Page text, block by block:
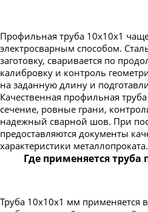
Профильная труба 10х10х1 чаще
электросварным способом.
заготовку, сваривается по
калибровку и контроль
на заданную длину и
Качественная профильная
сечение, ровные грани,
надежный сварной шов. При
предоставляются документы
характеристики металлопроката.
Где применяется труба
Труба 10х10х1 мм применяется